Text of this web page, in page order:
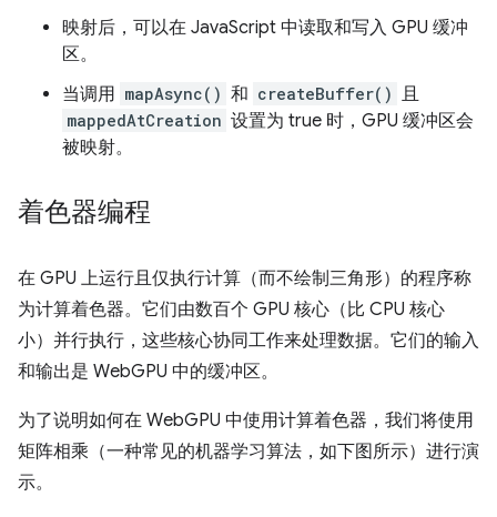
映射后，可以在 JavaScript 中读取和写入 GPU 缓冲
区。
当调用 mapAsync() 和 createBuffer() 且
mappedAtCreation 设置为 true 时，GPU 缓冲区会
被映射。
着色器编程
在 GPU 上运行且仅执行计算（而不绘制三角形）的程序称
为计算着色器。它们由数百个 GPU 核心（比 CPU 核心
小）并行执行，这些核心协同工作来处理数据。它们的输入
和输出是 WebGPU 中的缓冲区。
为了说明如何在 WebGPU 中使用计算着色器，我们将使用
矩阵相乘（一种常见的机器学习算法，如下图所示）进行演
示。